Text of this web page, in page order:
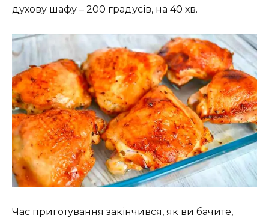
духову шафу – 200 градусів, на 40 хв.
Час приготування закінчився, як ви бачите,